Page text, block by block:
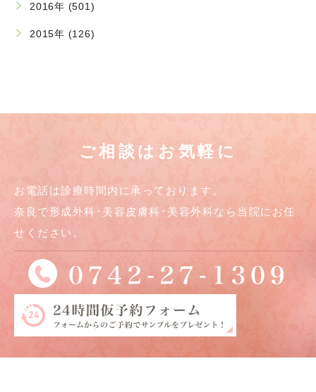
2016年 (501)
2015年 (126)
ご相談はお気軽に
お電話は診療時間内に承っております。
奈良で形成外科･美容皮膚科･美容外科なら当院にお任
せください。